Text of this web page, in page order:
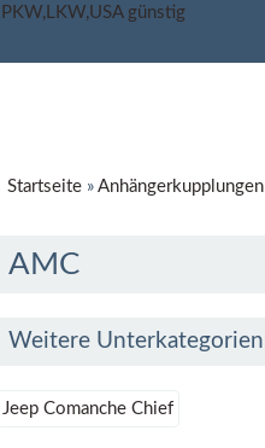
Startseite»
AMC
Weitere
Jeep Comanche Chief